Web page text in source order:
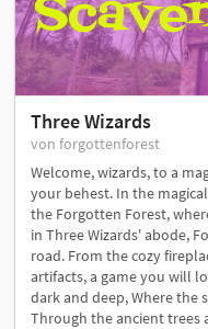
Three Wizards
von forgottenforest
Welcome, wizards, to a
your behest. In the
the Forgotten Forest,
in Three Wizards' abode,
road. From the cozy
artifacts, a game you will
dark and deep, Where the
Through the ancient trees